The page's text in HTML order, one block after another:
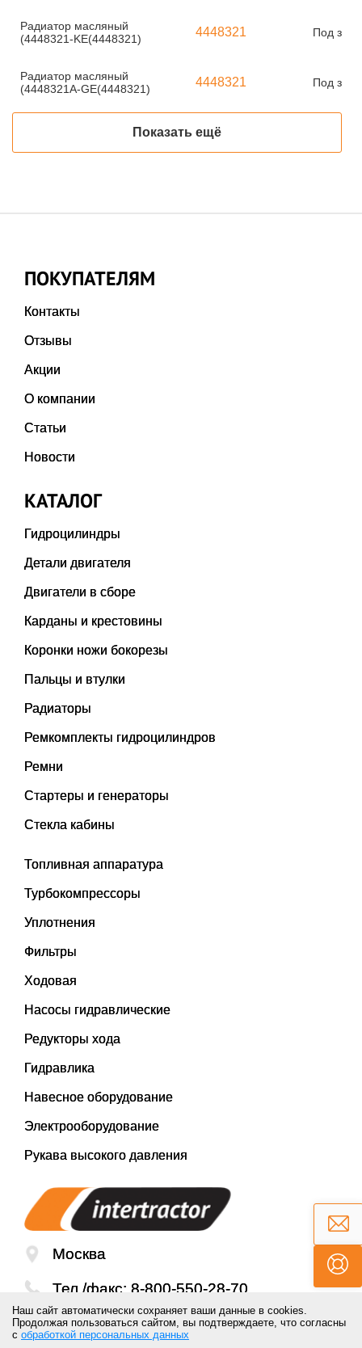
Радиатор масляный
(4448321-KE(4448321)
4448321 Под
Радиатор масляный
(4448321A-GE(4448321)
4448321 Под
Показать ещё
ПОКУПАТЕЛЯМ
Контакты
Отзывы
Акции
О компании
Статьи
Новости
КАТАЛОГ
Гидроцилиндры
Детали двигателя
Двигатели в сборе
Карданы и крестовины
Коронки ножи бокорезы
Пальцы и втулки
Радиаторы
Ремкомплекты гидроцилиндров
Ремни
Стартеры и генераторы
Стекла кабины
Топливная аппаратура
Турбокомпрессоры
Уплотнения
Фильтры
Ходовая
Насосы гидравлические
Редукторы хода
Гидравлика
Навесное оборудование
Электрооборудование
Рукава высокого давления
Москва
Тел./факс: 8-800-550-28-70
Email:mail@inter-tractor.ru
Наш сайт автоматически сохраняет ваши данные в cookies.
Продолжая пользоваться сайтом, вы подтверждаете, что согласны
с обработкой персональных данных